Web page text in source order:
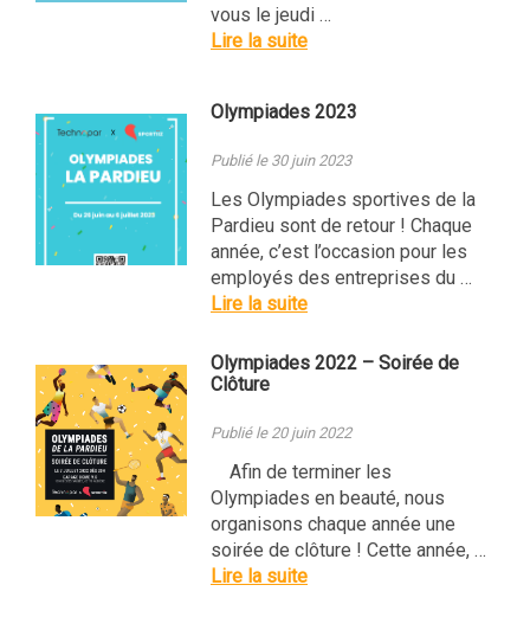
vous le jeudi …
Lire la suite
Olympiades 2023
Publié le 30 juin 2023
Les Olympiades sportives de la
Pardieu sont de retour ! Chaque
année, c’est l’occasion pour les
employés des entreprises du …
Lire la suite
Olympiades 2022 – Soirée de
Clôture
Publié le 20 juin 2022
Afin de terminer les
Olympiades en beauté, nous
organisons chaque année une
soirée de clôture ! Cette année, …
Lire la suite